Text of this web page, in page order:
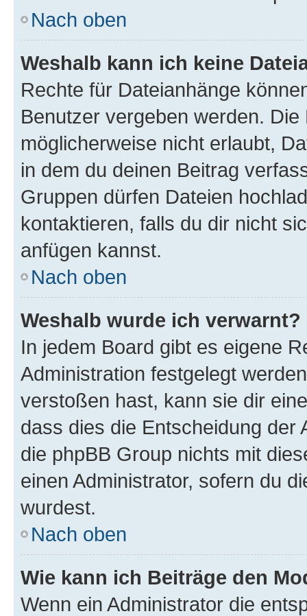
Nach oben
Weshalb kann ich keine
Rechte für Dateianhänge
Benutzer vergeben werden.
möglicherweise nicht erlaubt,
in dem du deinen Beitrag
Gruppen dürfen Dateien
kontaktieren, falls du dir nicht
anfügen kannst.
Nach oben
Weshalb wurde ich verwarnt?
In jedem Board gibt es eigene
Administration festgelegt
verstoßen hast, kann sie dir
dass dies die Entscheidung der
die phpBB Group nichts mit
einen Administrator, sofern du
wurdest.
Nach oben
Wie kann ich Beiträge den
Wenn ein Administrator die